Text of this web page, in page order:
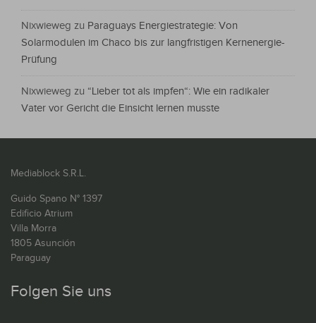
Nixwieweg zu Paraguays Energiestrategie: Von
Solarmodulen im Chaco bis zur langfristigen Kernenergie-
Prüfung
Nixwieweg zu “Lieber tot als impfen“: Wie ein radikaler
Vater vor Gericht die Einsicht lernen musste
Mediablock S.R.L.
Guido Spano N° 1397
Edificio Atrium
Villa Morra
1805 Asunción
Paraguay
Folgen Sie uns